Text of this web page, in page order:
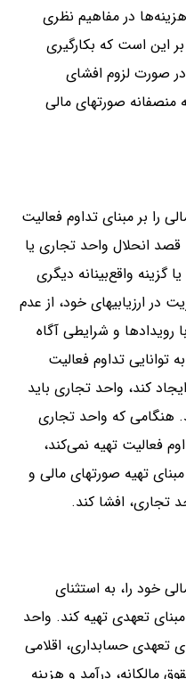
در مفاهیم نظری
است که بکارگیری
صورت لزوم افشای
منصفانه صورتهای مالی
را بر مبنای تداوم فعالیت
انحلال واحد تجاری یا
واقع‌بینانه دیگری
ارزیابیهای خود،‌ از عدم
و شرایطی آگاه
تداوم فعالیت
کند،‌ واحد تجاری باید
هنگامی که واحد تجاری
فعالیت تهیه نمی‌کند،
تهیه صورتهای مالی و
تجاری، افشا کند.
خود را، به استثنای
تعهدی تهیه کند. واحد
تعهدی حسابداری، اقلامی
مالکانه، درآمد و هزینه